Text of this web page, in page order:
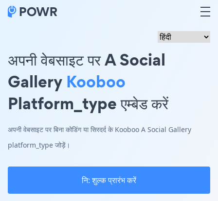
अपनी वेबसाइट पर A Social
Gallery Kooboo
Platform_type एम्बेड करें
अपनी वेबसाइट पर बिना कोडिंग या सिरदर्द के Kooboo A Social Gallery
platform_type जोड़ें।
नि: शुल्क प्रारंभ करें